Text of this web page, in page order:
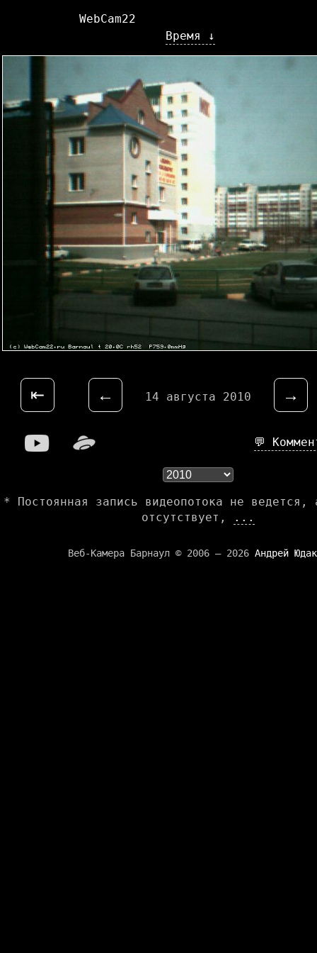
Время ↓
WebCam22
⇤ ← 14 августа 2010 →
💬
* Постоянная запись видеопотока не ведется,
отсутствует,
...
Веб-Камера Барнаул © 2006 — 2026 Андрей